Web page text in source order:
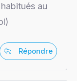
au
Répondre